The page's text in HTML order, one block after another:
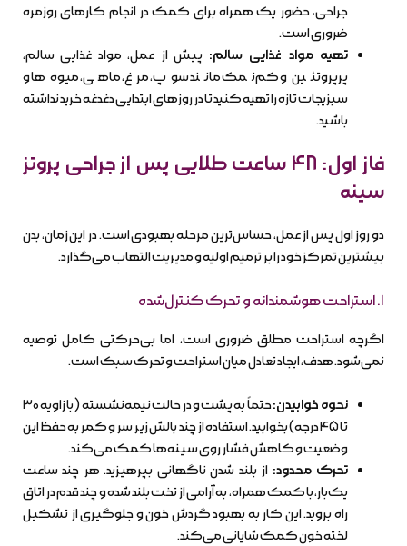
جراحی، حضور یک همراه برای کمک در انجام کارهای روزمره
ضروری است.
تهیه مواد غذایی سالم: پیش از عمل، مواد غذایی سالم،
پرپروتئین و کم‌نمک مانند سوپ، مرغ، ماهی، میوه‌ها و
سبزیجات تازه را تهیه کنید تا در روزهای ابتدایی دغدغه خرید نداشته
باشید.
فاز اول: ۴۸ ساعت طلایی پس از جراحی پروتز
سینه
دو روز اول پس از عمل، حساس‌ترین مرحله بهبودی است. در این زمان، بدن
بیشترین تمرکز خود را بر ترمیم اولیه و مدیریت التهاب می‌گذارد.
۱. استراحت هوشمندانه و تحرک کنترل‌شده
اگرچه استراحت مطلق ضروری است، اما بی‌حرکتی کامل توصیه
نمی‌شود. هدف، ایجاد تعادل میان استراحت و تحرک سبک است.
نحوه خوابیدن:
حتماً به پشت و در حالت نیمه‌نشسته (با زاویه ۳۰
تا ۴۵ درجه) بخوابید. استفاده از چند بالش زیر سر و کمر به حفظ این
وضعیت و کاهش فشار روی سینه‌ها کمک می‌کند.
تحرک محدود: از بلند شدن ناگهانی بپرهیزید. هر چند ساعت
یک‌بار، با کمک همراه، به آرامی از تخت بلند شده و چند قدم در اتاق
راه بروید. این کار به بهبود گردش خون و جلوگیری از تشکیل
لخته خون کمک شایانی می‌کند.